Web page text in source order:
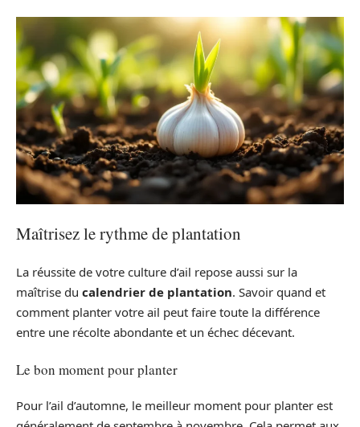
Maîtrisez le rythme de plantation
La réussite de votre culture d’ail repose aussi sur la
maîtrise du calendrier de plantation. Savoir quand et
comment planter votre ail peut faire toute la différence
entre une récolte abondante et un échec décevant.
Le bon moment pour planter
Pour l’ail d’automne, le meilleur moment pour planter est